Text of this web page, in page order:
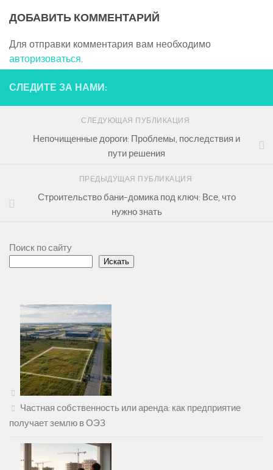
ДОБАВИТЬ КОММЕНТАРИЙ
Для отправки комментария вам необходимо
авторизоваться.
СЛЕДИТЕ ЗА НАМИ:
СЛЕДУЮЩАЯ ПУБЛИКАЦИЯ
Непочищенные дороги: Проблемы, последствия и
пути решения
ПРЕДЫДУЩАЯ ПУБЛИКАЦИЯ
Строительство бани-домика под ключ: Все, что
нужно знать
Поиск по сайту
Искать
Частная собственность или аренда: как предприятие
получает землю в ОЭЗ